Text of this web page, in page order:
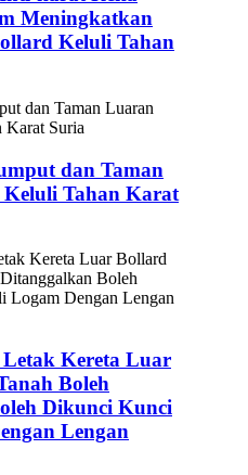
Meningkatkan
Keluli Tahan
dan Taman
Tahan Karat
Kereta Luar
Boleh
Dikunci Kunci
Lengan